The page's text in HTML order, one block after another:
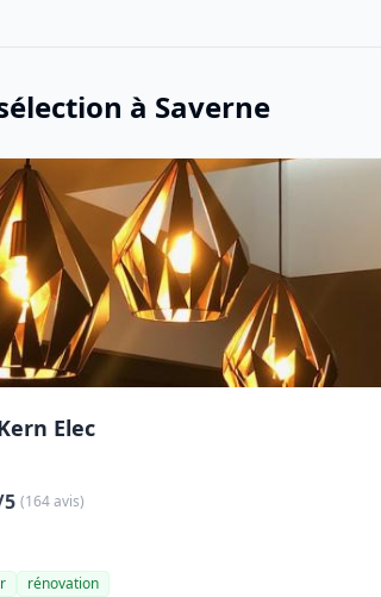
à Saverne
Elec
(164 avis)
rénovation